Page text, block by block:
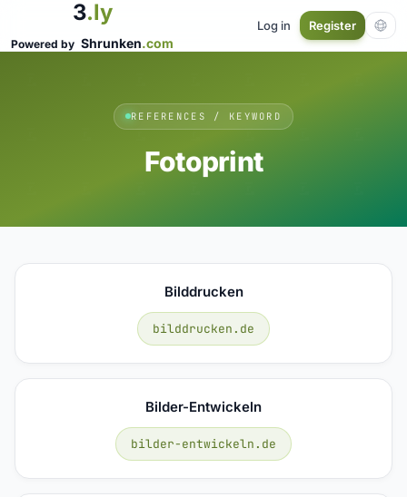
3.ly
Powered by Shrunken.com
Log in Register
REFERENCES / KEYWORD
Fotoprint
Bilddrucken
bilddrucken.de
Bilder-Entwickeln
bilder-entwickeln.de